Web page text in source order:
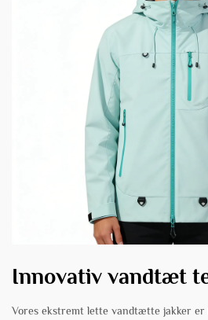
Innovativ vandtæt
Vores ekstremt lette vandtætte jakker er